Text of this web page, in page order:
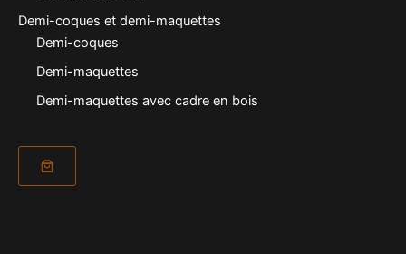
Demi-coques et demi-maquettes
Demi-coques
Demi-maquettes
Demi-maquettes avec cadre en bois